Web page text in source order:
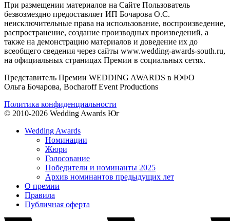
При размещении материалов на Сайте Пользователь
безвозмездно предоставляет ИП Бочарова О.С.
неисключительные права на использование, воспроизведение,
распространение, создание производных произведений, а
также на демонстрацию материалов и доведение их до
всеобщего сведения через сайты www.wedding-awards-south.ru,
на официальных страницах Премии в социальных сетях.
Представитель Премии WEDDING AWARDS в ЮФО
Ольга Бочарова, Bocharoff Event Productions
Политика конфиденциальности
© 2010-2026 Wedding Awards Юг
Wedding Awards
Номинации
Жюри
Голосование
Победители и номинанты 2025
Архив номинантов предыдущих лет
О премии
Правила
Публичная оферта